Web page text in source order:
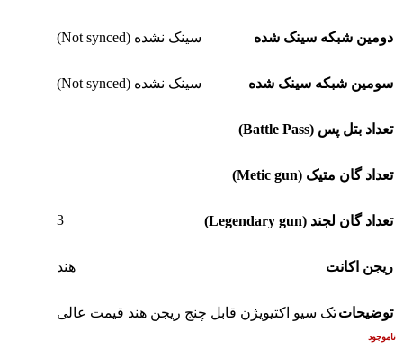
دومین شبکه سینک شده سینک نشده (Not synced)
سومین شبکه سینک شده سینک نشده (Not synced)
تعداد بتل پس (Battle Pass)
تعداد گان متیک (Metic gun)
تعداد گان لجند (Legendary gun) 3
ریجن اکانت هند
توضیحاتتک سیو اکتیویژن قابل چنج ریجن هند قیمت عالی
ناموجود